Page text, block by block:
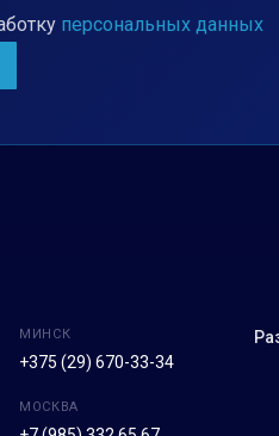
персональных данных
МИНСК
+375 (29) 670-33-34
МОСКВА